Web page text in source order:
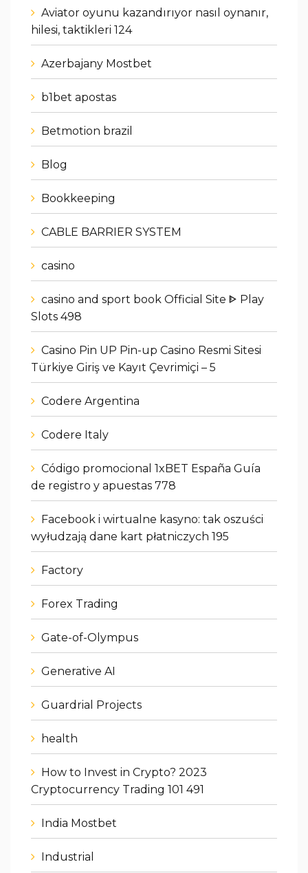
Aviator oyunu kazandırıyor nasıl oynanır,
hilesi, taktikleri 124
Azerbajany Mostbet
b1bet apostas
Betmotion brazil
Blog
Bookkeeping
CABLE BARRIER SYSTEM
casino
casino and sport book Official Site ᐈ Play
Slots 498
Casino Pin UP Pin-up Casino Resmi Sitesi
Türkiye Giriş ve Kayıt Çevrimiçi – 5
Codere Argentina
Codere Italy
Código promocional 1xBET España Guía
de registro y apuestas 778
Facebook i wirtualne kasyno: tak oszuści
wyłudzają dane kart płatniczych 195
Factory
Forex Trading
Gate-of-Olympus
Generative AI
Guardrial Projects
health
How to Invest in Crypto? 2023
Cryptocurrency Trading 101 491
India Mostbet
Industrial